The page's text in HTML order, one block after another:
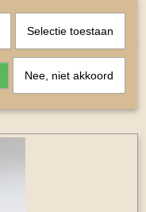
Selectie toestaan
Nee, niet akkoord